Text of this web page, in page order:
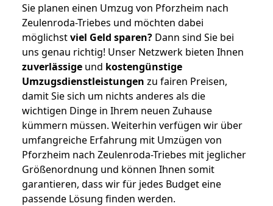
Sie planen einen Umzug von Pforzheim nach
Zeulenroda-Triebes und möchten dabei
möglichstviel Geld sparen? Dann sind Sie bei
uns genau richtig! Unser Netzwerk bieten Ihnen
zuverlässige und kostengünstige
Umzugsdienstleistungen zu fairen Preisen,
damit Sie sich um nichts anderes als die
wichtigen Dinge in Ihrem neuen Zuhause
kümmern müssen. Weiterhin verfügen wir über
umfangreiche Erfahrung mit Umzügen von
Pforzheim nach Zeulenroda-Triebes mit jeglicher
Größenordnung und können Ihnen somit
garantieren, dass wir für jedes Budget eine
passende Lösung finden werden.